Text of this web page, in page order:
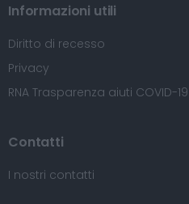
Informazioni utili
Diritto di recesso
Privacy
RNA Trasparenza aiuti COVID-19
Contatti
I nostri contatti